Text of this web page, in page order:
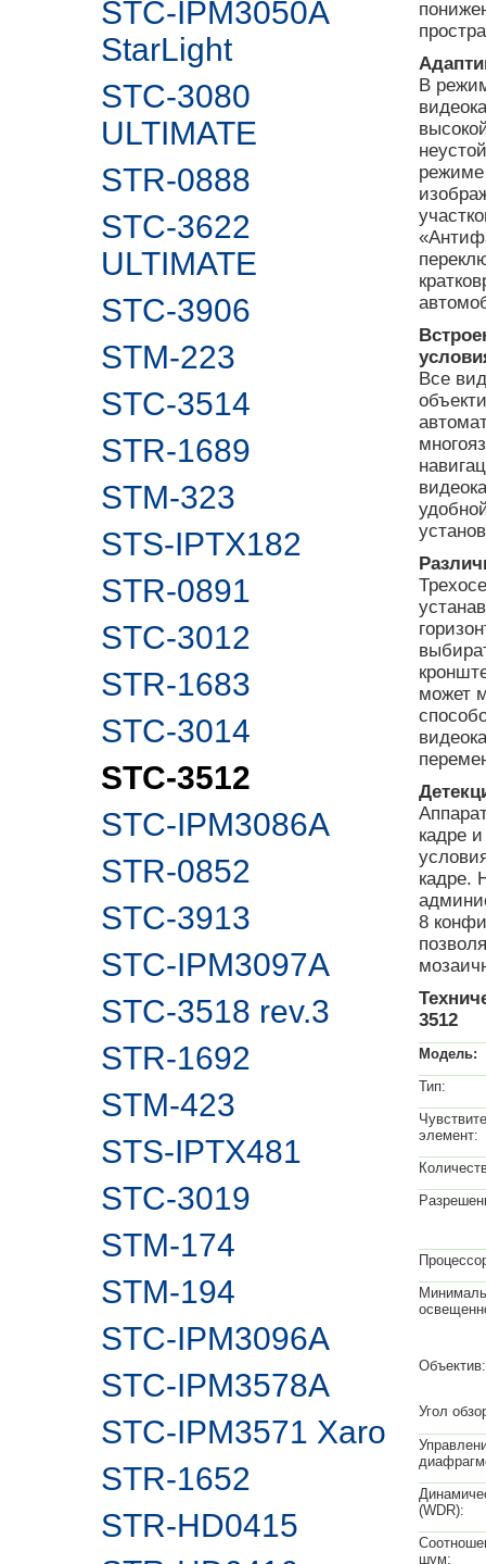
STC-IPM3050A
StarLight
STC-3080
ULTIMATE
STR-0888
STC-3622
ULTIMATE
STC-3906
STM-223
STC-3514
STR-1689
STM-323
STS-IPTX182
STR-0891
STC-3012
STR-1683
STC-3014
STC-3512
STC-IPM3086A
STR-0852
STC-3913
STC-IPM3097A
STC-3518 rev.3
STR-1692
STM-423
STS-IPTX481
STC-3019
STM-174
STM-194
STC-IPM3096A
STC-IPM3578A
STC-IPM3571 Xaro
STR-1652
STR-HD0415
В
режиме
Все
может
кадре
кадре.
8
3512
Модель:
Тип:
элемент:
Объектив:
Угол
(WDR):
шум: